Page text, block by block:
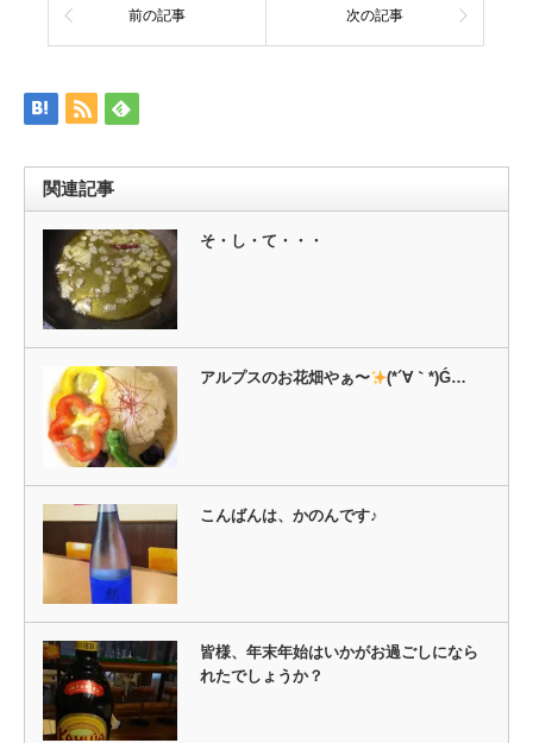
て
Twitter
し
い
ウ
ド
ウ
で
開
き
ま
す)
る
に
ク
し
て
さ
し
い
ウ
ィ
ン
ド
ウ
で
開
ま
す)
前の記事 次の記事
関連記事
そ・し・て・・・
アルプスのお花畑やぁ〜 (*´∀｀*)Ǵ…
こんばんは、かのんです♪
皆様、年末年始はいかがお過ごしになら
れたでしょうか？